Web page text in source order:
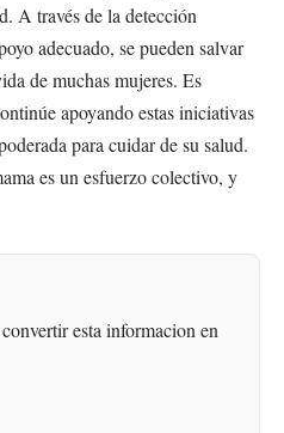
A través de la detección
adecuado, se pueden salvar
de muchas mujeres. Es
apoyando estas iniciativas
para cuidar de su salud.
es un esfuerzo colectivo, y
esta informacion en